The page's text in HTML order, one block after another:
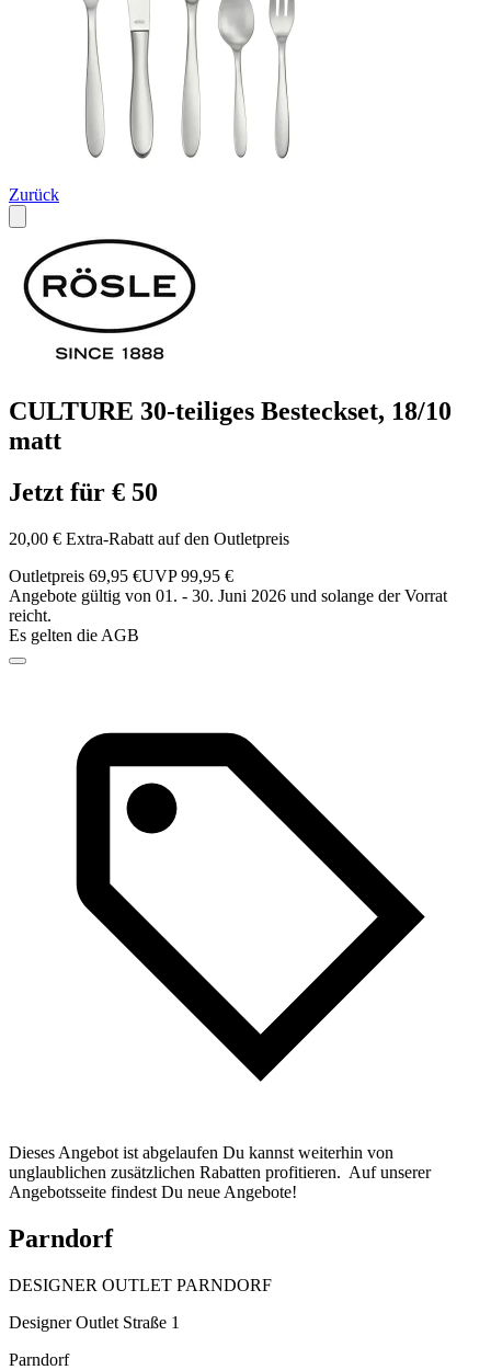
Zurück
CULTURE 30-teiliges Besteckset, 18/10
matt
Jetzt für € 50
20,00 € Extra-Rabatt auf den Outletpreis
Outletpreis 69,95 €UVP 99,95 €
Angebote gültig von 01. - 30. Juni 2026 und solange der Vorrat
reicht.
Es gelten die AGB
Dieses Angebot ist abgelaufen Du kannst weiterhin von
unglaublichen zusätzlichen Rabatten profitieren. Auf unserer
Angebotsseite findest Du neue Angebote!
Parndorf
DESIGNER OUTLET PARNDORF
Designer Outlet Straße 1
Parndorf